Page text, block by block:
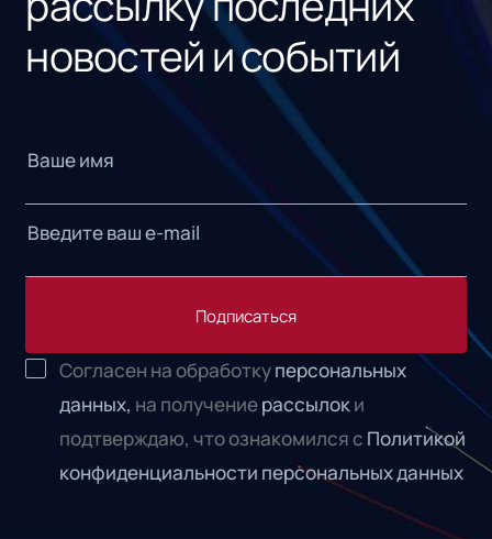
новостей и событий
Подписаться
Согласен на обработкуперсональных
данных, на получениерассылоки
подтверждаю, что ознакомился с Политикой
конфиденциальности персональных данных